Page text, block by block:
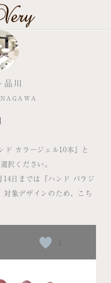
品川
ド カラージェル10本』と
択ください。
日までは『ハンド パラジ
対象デザインのため、こち